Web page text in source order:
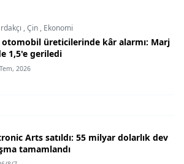
,Çin , Ekonomi
otomobil üreticilerinde kâr alarmı: Marj
1,5'e geriledi
2026
Arts satıldı: 55 milyar dolarlık dev
tamamlandı